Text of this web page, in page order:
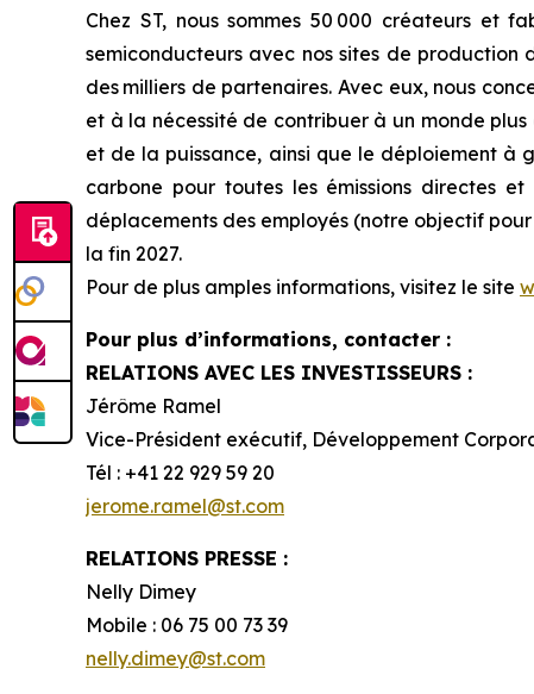
Chez ST, nous sommes 50 000 créateurs et
semiconducteurs avec nos sites de
des milliers de partenaires. Avec eux, nous
et à la nécessité de contribuer à un monde
et de la puissance, ainsi que le déploiement à
carbone pour toutes les émissions directes
déplacements des employés (notre objectif
la fin 2027.
Pour de plus amples informations, visitez le site
Pour plus d’informations, contacter :
RELATIONS AVEC LES INVESTISSEURS :
Jérôme Ramel
Vice-Président exécutif, Développement
Tél : +41 22 929 59 20
jerome.ramel@st.com
RELATIONS PRESSE :
Nelly Dimey
Mobile : 06 75 00 73 39
nelly.dimey@st.com